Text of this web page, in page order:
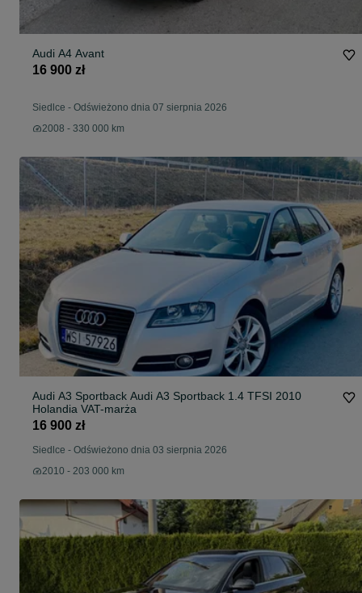
Audi A4 Avant
16 900 zł
Siedlce - Odświeżono dnia 07 sierpnia 2026
2008 - 330 000 km
Audi A3 Sportback Audi A3 Sportback 1.4 TFSI 2010
Holandia VAT-marża
16 900 zł
Siedlce - Odświeżono dnia 03 sierpnia 2026
2010 - 203 000 km